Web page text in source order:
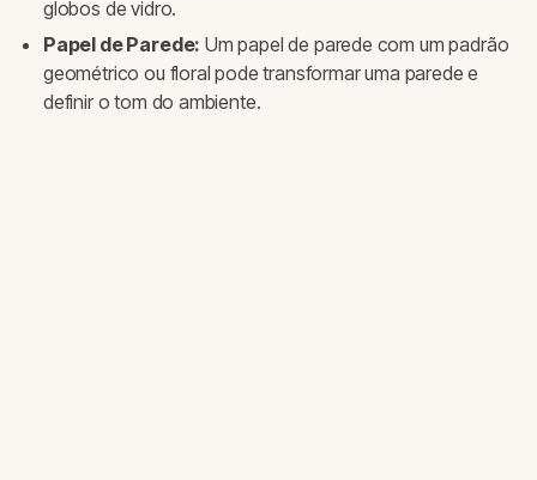
globos de vidro.
Papel de Parede: Um papel de parede com um padrão
geométrico ou floral pode transformar uma parede e
definir o tom do ambiente.